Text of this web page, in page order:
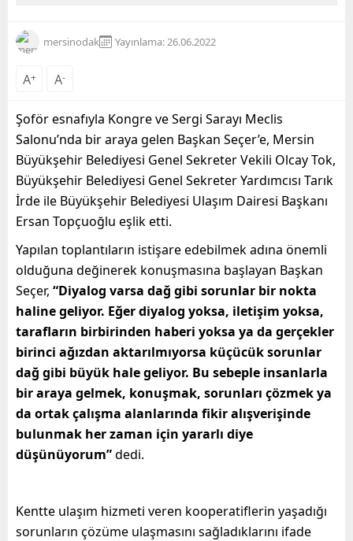
mersinodak Yayınlama: 26.06.2022
A+ A-
Şoför esnafıyla Kongre ve Sergi Sarayı Meclis
Salonu’nda bir araya gelen Başkan Seçer’e, Mersin
Büyükşehir Belediyesi Genel Sekreter Vekili Olcay Tok,
Büyükşehir Belediyesi Genel Sekreter Yardımcısı Tarık
İrde ile Büyükşehir Belediyesi Ulaşım Dairesi Başkanı
Ersan Topçuoğlu eşlik etti.
Yapılan toplantıların istişare edebilmek adına önemli
olduğuna değinerek konuşmasına başlayan Başkan
Seçer, “Diyalog varsa dağ gibi sorunlar bir nokta
haline geliyor. Eğer diyalog yoksa, iletişim yoksa,
tarafların birbirinden haberi yoksa ya da gerçekler
birinci ağızdan aktarılmıyorsa küçücük sorunlar
dağ gibi büyük hale geliyor. Bu sebeple insanlarla
bir araya gelmek, konuşmak, sorunları çözmek ya
da ortak çalışma alanlarında fikir alışverişinde
bulunmak her zaman için yararlı diye
düşünüyorum”dedi.
Kentte ulaşım hizmeti veren kooperatiflerin yaşadığı
sorunların çözüme ulaşmasını sağladıklarını ifade